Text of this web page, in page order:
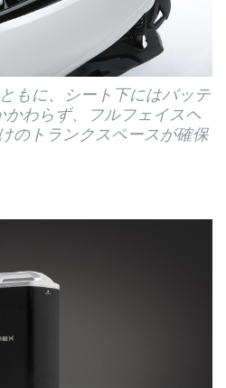
もに、シート下にはバッテ
かわらず、フルフェイスヘ
のトランクスペースが確保